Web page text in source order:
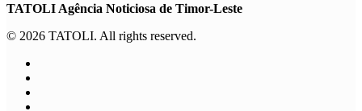
TATOLI Agência Noticiosa de Timor-Leste
© 2026 TATOLI. All rights reserved.